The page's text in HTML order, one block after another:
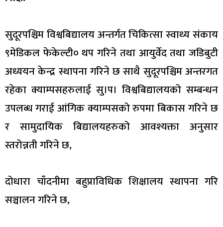
सुदूरपश्चिम विश्वबिद्यालय अन्तर्गत चिकित्सा स्वाथ्य संकाय
९मेडिकल फेकेल्टी० थप गरिने तथा आयुर्वेद तथा जडिबुटी
अध्ययन केन्द्र स्थापना गरिने छ साथै सुदूरपश्चिम अन्तरगत
रहेका क्याम्पसहरुलाई सु।प। विश्वबिद्यालयको सम्बन्धन
उपलब्ध गराई आंगिक क्याम्पसको रुपमा बिकास गरिने छ
र सामुदायिक बिद्यालयहरुको आवश्यक्ता अनुसार
स्तरोन्नती गरिने छ,
दोधारा चाँदनीमा बहुप्राविधिक शिक्षालय स्थापना गरि
सञ्चालन गरिने छ,